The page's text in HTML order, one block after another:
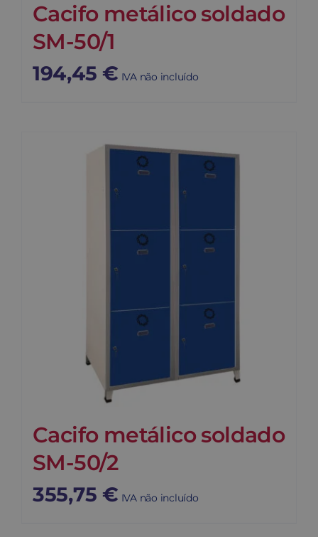
Cacifo metálico soldado
SM-50/1
194,45 € IVA não incluído
Cacifo metálico soldado
SM-50/2
355,75 € IVA não incluído